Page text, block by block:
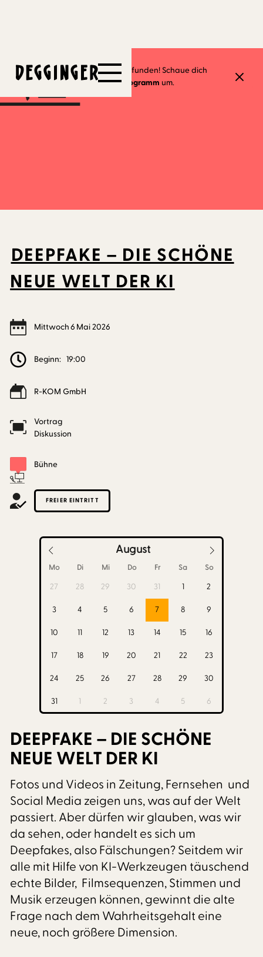
Dieses Event hat schon stattgefunden! Schaue dich
gerne in unseremaktuellen Programm um.
6.5.2026
DEEPFAKE – DIE SCHÖNE
NEUE WELT DER KI
Mittwoch6 Mai2026
Beginn: 19:00
R-KOM GmbH
Vortrag
Diskussion
Bühne
FREIER EINTRITT
August
Mo Di Mi Do Fr Sa So
27 28 29 30 31 1 2
3 4 5 6 7 8 9
10 11 12 13 14 15 16
17 18 19 20 21 22 23
24 25 26 27 28 29 30
31 1 2 3 4 5 6
DEEPFAKE – DIE SCHÖNE
NEUE WELT DER KI
Fotos und Videos in Zeitung, Fernsehen und
Social Media zeigen uns, was auf der Welt
passiert. Aber dürfen wir glauben, was wir
da sehen, oder handelt es sich um
Deepfakes, also Fälschungen? Seitdem wir
alle mit Hilfe von KI-Werkzeugen täuschend
echte Bilder, Filmsequenzen, Stimmen und
Musik erzeugen können, gewinnt die alte
Frage nach dem Wahrheitsgehalt eine
neue, noch größere Dimension.